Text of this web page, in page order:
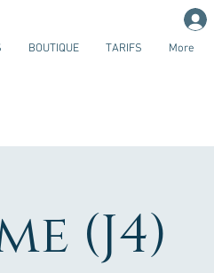
BOUTIQUE TARIFS More
(J4)